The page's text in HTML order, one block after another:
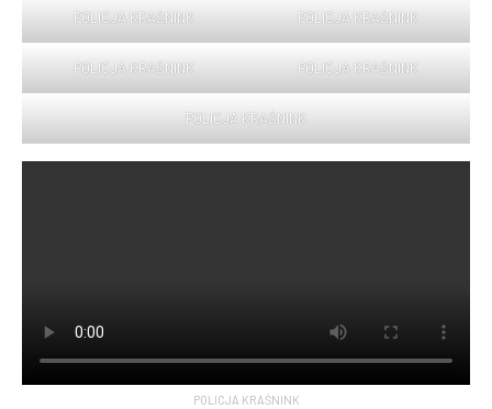
POLICJA KRAŚNINK POLICJA KRAŚNINK
POLICJA KRAŚNINK POLICJA KRAŚNINK
POLICJA KRAŚNINK
POLICJA KRAŚNINK